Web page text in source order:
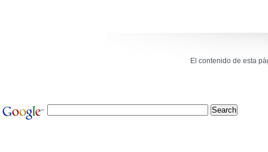
El contenido de esta